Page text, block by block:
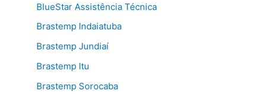
BlueStar Assistência Técnica
Brastemp Indaiatuba
Brastemp Jundiaí
Brastemp Itu
Brastemp Sorocaba